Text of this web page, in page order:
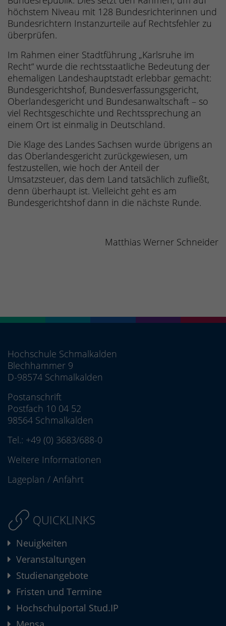
höchstem Niveau mit 128 Bundesrichterinnen und
Bundesrichtern Instanzurteile auf Rechtsfehler zu
überprüfen.
Im Rahmen einer Stadtführung „Karlsruhe im
Recht“ wurde die rechtsstaatliche Bedeutung der
ehemaligen Landeshauptstadt erlebbar gemacht:
Bundesgerichtshof, Bundesverfassungsgericht,
Oberlandesgericht und Bundesanwaltschaft – so
viel Rechtsgeschichte und Rechtssprechung an
einem Ort ist einmalig in Deutschland.
Die Klage des Landes Sachsen wurde übrigens an
das Oberlandesgericht zurückgewiesen, um
festzustellen, wie hoch der Anteil der
Umsatzsteuer, das dem Land tatsächlich zufließt,
denn überhaupt ist. Vielleicht geht es am
Bundesgerichtshof dann in die nächste Runde.
Matthias Werner Schneider
Hochschule Schmalkalden
Blechhammer 9
D-98574 Schmalkalden
Postanschrift
Postfach 10 04 52
98564 Schmalkalden
Tel.: +49 (0) 3683/688-0
Weitere Informationen
Lageplan / Anfahrt
QUICKLINKS
Neuigkeiten
Veranstaltungen
Studienangebote
Fristen und Termine
Hochschulportal Stud.IP